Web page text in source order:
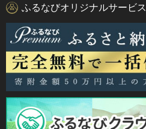
ふるなびオリジナルサービス